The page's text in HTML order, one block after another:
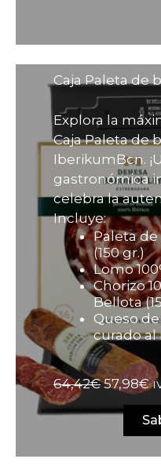
Caja Paleta de
Explora la
Caja Paleta de
IberikumBcn.
gastronómica
celebra la
Incluye:
Paleta de
(150 gr.)
Lomo
Chorizo
Bellota
Queso
curado al
64,42€El
precio
original
era:
57,98€El